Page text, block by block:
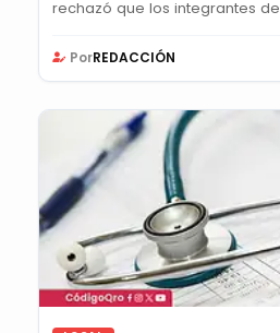
rechazó que los integrantes
PorREDACCIÓN